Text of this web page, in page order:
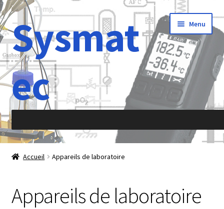
Aller
à
la
navigation
Aller
au
contenu
Sysmat
ec
Menu
Accueil
Abréviations
Accueil Appareils de laboratoire
Appareils de laboratoire